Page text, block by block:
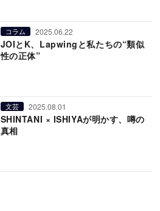
コラム 2025.06.22
JOIとK、Lapwingと私たちの“類似
性の正体”
文芸 2025.08.01
SHINTANI × ISHIYAが明かす、噂の
真相